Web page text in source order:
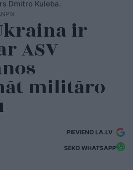
Dmitro Kuleba.
ir
ASV
militāro
PIEVIENO LA.LV
SEKO WHATSAPP